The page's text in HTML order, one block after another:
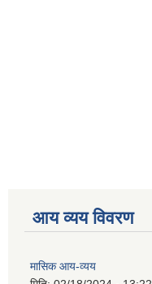
आय व्यय विवरण
मासिक आय-व्यय